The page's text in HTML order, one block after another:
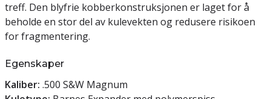
treff. Den blyfrie kobberkonstruksjonen er laget for å
beholde en stor del av kulevekten og redusere risikoen
for fragmentering.
Egenskaper
Kaliber: .500 S&W Magnum